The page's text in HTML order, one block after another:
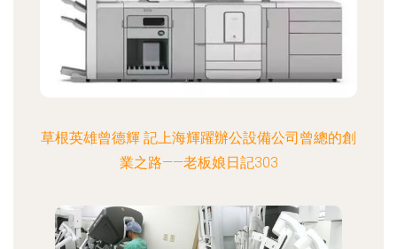
草根英雄曾德輝 記上海輝躍辦公設備公司曾總的創
業之路——老板娘日記303